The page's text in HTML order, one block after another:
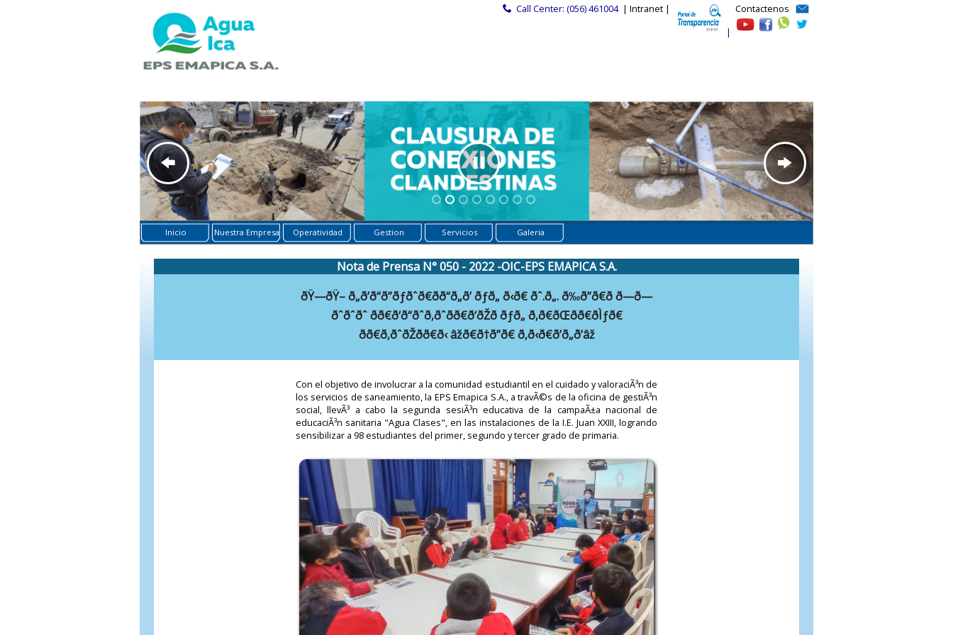
Call Center: (056) 461004 | Intranet |
|
Contactenos
Inicio Nuestra Empresa Operatividad Gestion Servicios Galeria
Nota de Prensa N° 050 - 2022 -OIC-EPS EMAPICA S.A.
ðŸ—ðŸ– ð„ð’ð“ð”ðƒðˆð€ðð“ð„ð’ ðƒð„ ð‹ð€ ðˆ.ð„. ð‰ð”ð€ð ð—ð—
ðˆðˆðˆ ðð€ð‘ð“ðˆð‚ðˆðð€ð‘ðŽð ðƒð„ ð‚ð€ðŒðð€ðÌƒð€
ðð€ð‚ðˆðŽðð€ð‹ âžð€ð†ð”ð€ ð‚ð‹ð€ð’ð„ð’âž
Con el objetivo de involucrar a la comunidad estudiantil en el cuidado y valoraciÃ³n de
los servicios de saneamiento, la EPS Emapica S.A., a travÃ©s de la oficina de gestiÃ³n
social, llevÃ³ a cabo la segunda sesiÃ³n educativa de la campaÃ±a nacional de
educaciÃ³n sanitaria "Agua Clases", en las instalaciones de la I.E. Juan XXIII, logrando
sensibilizar a 98 estudiantes del primer, segundo y tercer grado de primaria.